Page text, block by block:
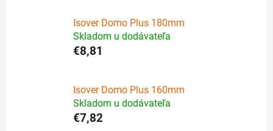
Isover Domo Plus 180mm
Skladom u dodávateľa
€8,81
Isover Domo Plus 160mm
Skladom u dodávateľa
€7,82